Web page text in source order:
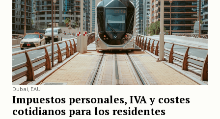
Dubai, EAU
Impuestos personales, IVA y costes
cotidianos para los residentes